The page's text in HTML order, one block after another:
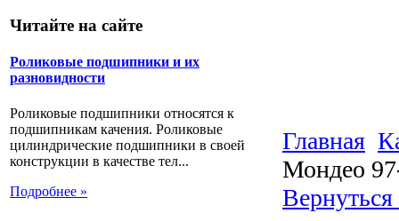
Читайте на сайте
Роликовые подшипники и их
разновидности
Роликовые подшипники относятся к
подшипникам качения. Роликовые
цилиндрические подшипники в своей
конструкции в качестве тел...
Подробнее »
Главная
Мондео
Вернуться